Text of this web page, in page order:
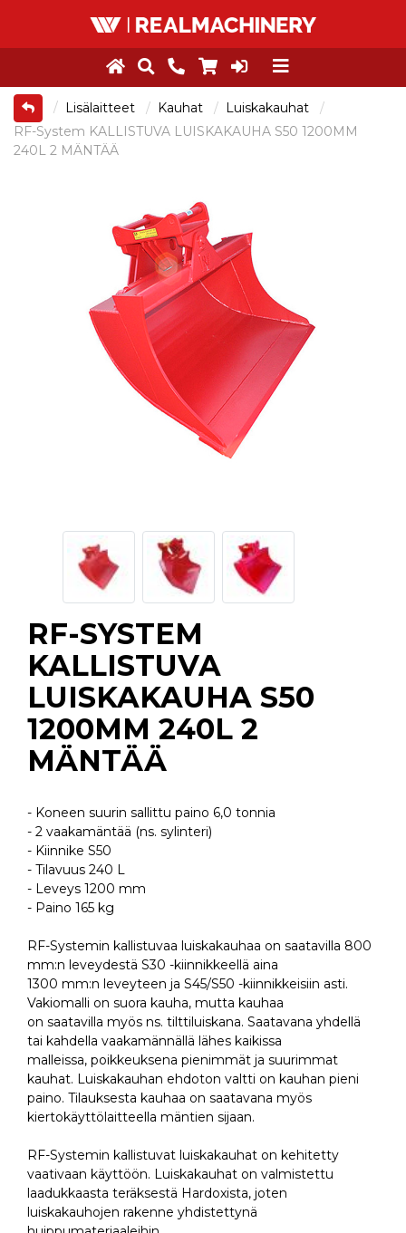
Lisälaitteet Kauhat
Luiskakauhat
RF-System KALLISTUVA LUISKAKAUHA S50 1200MM
240L 2 MÄNTÄÄ
RF-SYSTEM
KALLISTUVA
LUISKAKAUHA S50
1200MM 240L 2
MÄNTÄÄ
- Koneen suurin sallittu paino 6,0 tonnia
- 2 vaakamäntää (ns. sylinteri)
- Kiinnike S50
- Tilavuus 240 L
- Leveys 1200 mm
- Paino 165 kg
RF-Systemin kallistuvaa luiskakauhaa on saatavilla 800
mm:n leveydestä S30 -kiinnikkeellä aina
1300 mm:n leveyteen ja S45/S50 -kiinnikkeisiin asti.
Vakiomalli on suora kauha, mutta kauhaa
on saatavilla myös ns. tilttiluiskana. Saatavana yhdellä
tai kahdella vaakamännällä lähes kaikissa
malleissa, poikkeuksena pienimmät ja suurimmat
kauhat. Luiskakauhan ehdoton valtti on kauhan pieni
paino. Tilauksesta kauhaa on saatavana myös
kiertokäyttölaitteella mäntien sijaan.
RF-Systemin kallistuvat luiskakauhat on kehitetty
vaativaan käyttöön. Luiskakauhat on valmistettu
laadukkaasta teräksestä Hardoxista, joten
luiskakauhojen rakenne yhdistettynä